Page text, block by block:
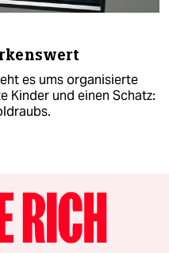
es ums organisierte
Kinder und einen Schatz: